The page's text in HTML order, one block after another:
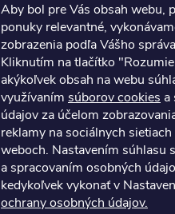
Aby bol pre Vás obsah webu,
ponuky relevantné,
zobrazenia podľa Vášho
Kliknutím na tlačítko
akýkoľvek obsah na webu
využívaním súborov cookies a
údajov za účelom
reklamy na sociálnych sietiach
weboch. Nastavením súhlasu
a spracovaním osobných
kedykoľvek vykonať v
ochrany osobných údajov.
Kontakty